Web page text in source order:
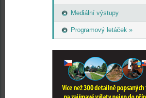
Mediální výstupy
Programový letáček »